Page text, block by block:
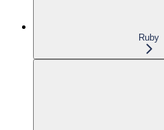
Ruby